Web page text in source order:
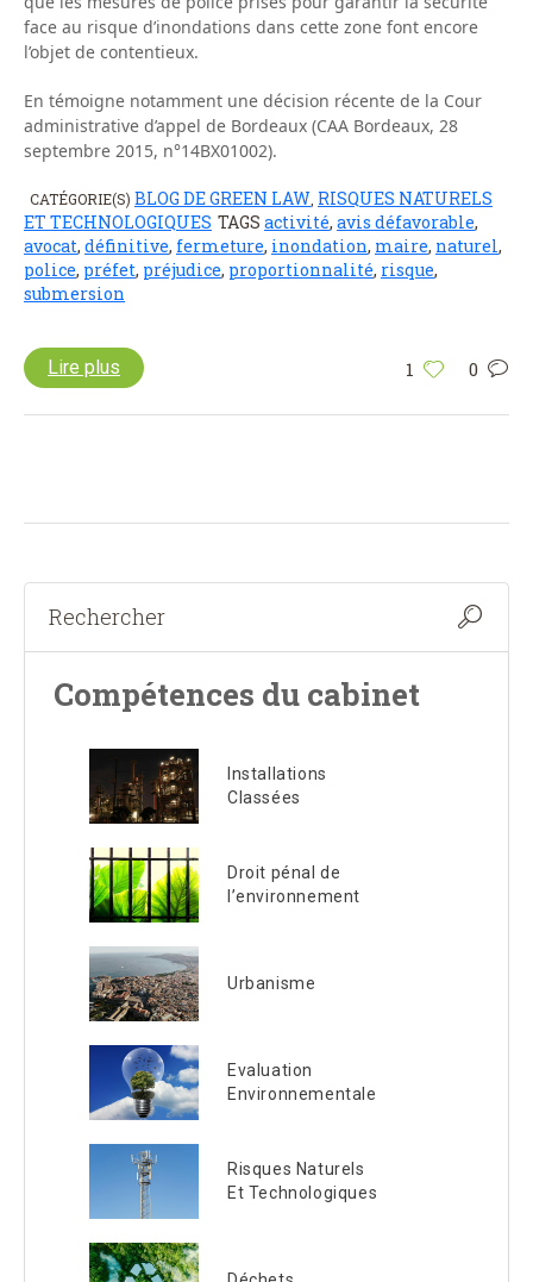
face au risque d’inondations dans cette zone font encore
l’objet de contentieux.
En témoigne notamment une décision récente de la Cour
administrative d’appel de Bordeaux (CAA Bordeaux, 28
septembre 2015, n°14BX01002).
CATÉGORIE(S) BLOG DE GREEN LAW RISQUES NATURELS
ET TECHNOLOGIQUES TAGS activité, avis défavorable,
avocat, définitive, fermeture, inondation, maire, naturel,
police, préfet, préjudice, proportionnalité, risque,
submersion
1 0
Lire plus
Compétences du cabinet
Installations
Classées
Droit pénal de
l’environnement
Urbanisme
Evaluation
Environnementale
Risques Naturels
Et Technologiques